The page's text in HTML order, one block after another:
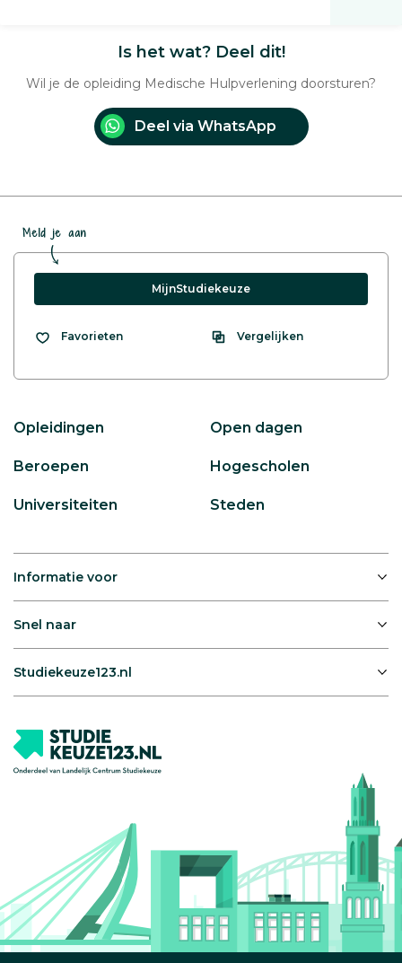
Is het wat? Deel dit!
Wil je de opleiding Medische Hulpverlening doorsturen?
Deel via WhatsApp
Meld je aan
MijnStudiekeuze
Favorieten Vergelijken
Opleidingen Open dagen
Beroepen Hogescholen
Universiteiten Steden
Informatie voor
Snel naar
Studiekeuze123.nl